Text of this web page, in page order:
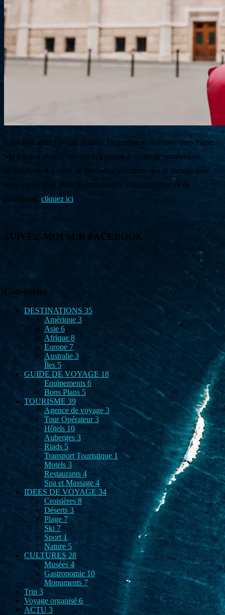
Salut mes amis ! Je suis Natalie, blogueuse et écrivaine dans l'âme.
Ma passion pour le voyage m'a amené à visiter de nombreuses
destinations et à vivre de très belles aventures que je partage avec
vous sur ce blog. Pour toute demande d'informations ou de
partenariat, cliquez ici.
SUIVEZ-MOI SUR FACEBOOK
Categories
DESTINATIONS 35
Amérique 3
Asie 6
Afrique 8
Europe 7
Australie 3
Îles 5
GUIDE DE VOYAGE 18
Equipements 6
Bons Plans 5
TOURISME 39
Agence de voyage 3
Tour Opérateur3
Hôtels 10
Auberges3
Riads5
Transport Touristique 1
Motels 3
Restaurants 4
Spa et Massage 4
IDEES DE VOYAGE34
Croisières 8
Déserts 3
Plage 7
Ski 7
Sport 1
Nature 5
CULTURES28
Musées 4
Gastronomie 10
Monuments 7
Trip 3
Voyage organisé6
ACTU 3